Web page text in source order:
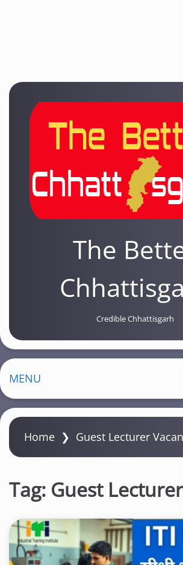
The
Credible Chhattisgarh
MENU
Home ❯ Guest Lecturer
Tag: Guest